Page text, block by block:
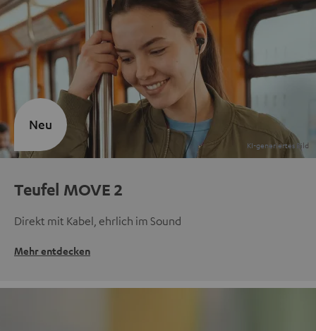
Teufel MOVE 2
Direkt mit Kabel, ehrlich im Sound
Mehr entdecken
Neu